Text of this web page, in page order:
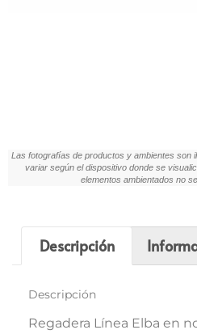
Las fotografías de productos y ambientes son
variar según el dispositivo donde se
elementos ambientados no
Descripción
Descripción
Regadera Línea Elba en